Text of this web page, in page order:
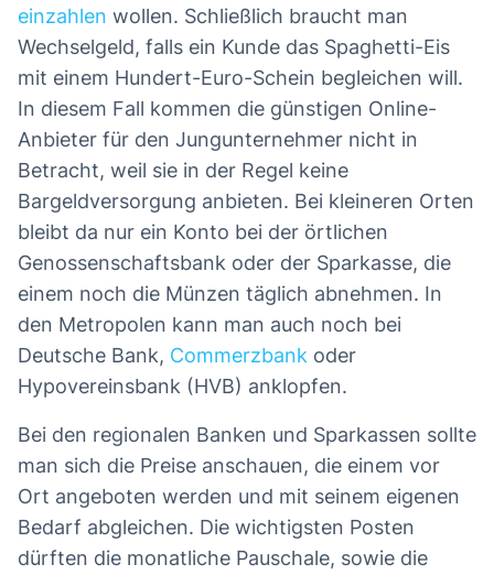
einzahlen wollen. Schließlich braucht man
Wechselgeld, falls ein Kunde das Spaghetti-Eis
mit einem Hundert-Euro-Schein begleichen will.
In diesem Fall kommen die günstigen Online-
Anbieter für den Jungunternehmer nicht in
Betracht, weil sie in der Regel keine
Bargeldversorgung anbieten. Bei kleineren Orten
bleibt da nur ein Konto bei der örtlichen
Genossenschaftsbank oder der Sparkasse, die
einem noch die Münzen täglich abnehmen. In
den Metropolen kann man auch noch bei
Deutsche Bank, Commerzbank oder
Hypovereinsbank (HVB) anklopfen.
Bei den regionalen Banken und Sparkassen sollte
man sich die Preise anschauen, die einem vor
Ort angeboten werden und mit seinem eigenen
Bedarf abgleichen. Die wichtigsten Posten
dürften die monatliche Pauschale, sowie die